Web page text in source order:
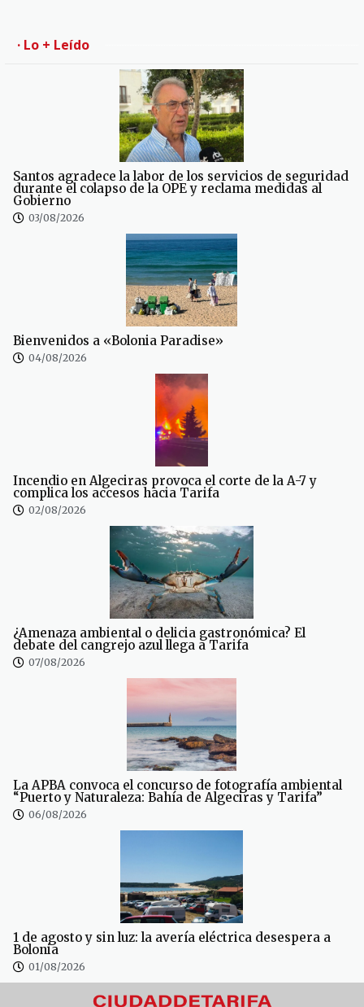
· Lo + Leído
Santos agradece la labor de los servicios de seguridad
durante el colapso de la OPE y reclama medidas al
Gobierno
03/08/2026
Bienvenidos a «Bolonia Paradise»
04/08/2026
Incendio en Algeciras provoca el corte de la A-7 y
complica los accesos hacia Tarifa
02/08/2026
¿Amenaza ambiental o delicia gastronómica? El
debate del cangrejo azul llega a Tarifa
07/08/2026
La APBA convoca el concurso de fotografía ambiental
“Puerto y Naturaleza: Bahía de Algeciras y Tarifa”
06/08/2026
1 de agosto y sin luz: la avería eléctrica desespera a
Bolonia
01/08/2026